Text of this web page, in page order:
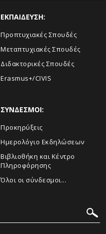
ΕΚΠΑΙΔΕΥΣΗ:
Προπτυχιακές Σπουδές
Μεταπτυχιακές Σπουδές
Διδακτορικές Σπουδές
Erasmus+/CIVIS
ΣΥΝΔΕΣΜΟΙ:
Προκηρύξεις
Ημερολόγιο Εκδηλώσεων
Βιβλιοθήκη και Κέντρο
Πληροφόρησης
Όλοι οι σύνδεσμοι...